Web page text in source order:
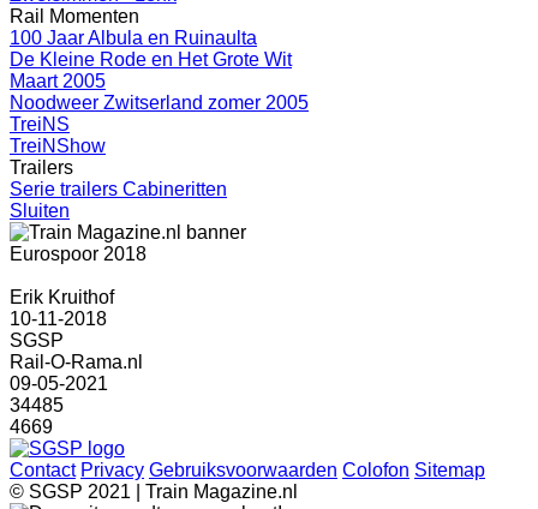
Rail Momenten
100 Jaar Albula en Ruinaulta
De Kleine Rode en Het Grote Wit
Maart 2005
Noodweer Zwitserland zomer 2005
TreiNS
TreiNShow
Trailers
Serie trailers Cabineritten
Sluiten
Eurospoor 2018
Erik Kruithof
10-11-2018
SGSP
Rail-O-Rama.nl
09-05-2021
34485
4669
Contact Privacy Gebruiksvoorwaarden Colofon Sitemap
© SGSP 2021 | Train Magazine.nl